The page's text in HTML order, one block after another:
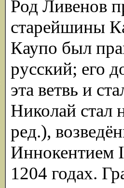
Род Ливенов
старейшины
Каупо был
русский; его
эта ветвь и
Николай стал
ред.),
Иннокентием
1204 годах.